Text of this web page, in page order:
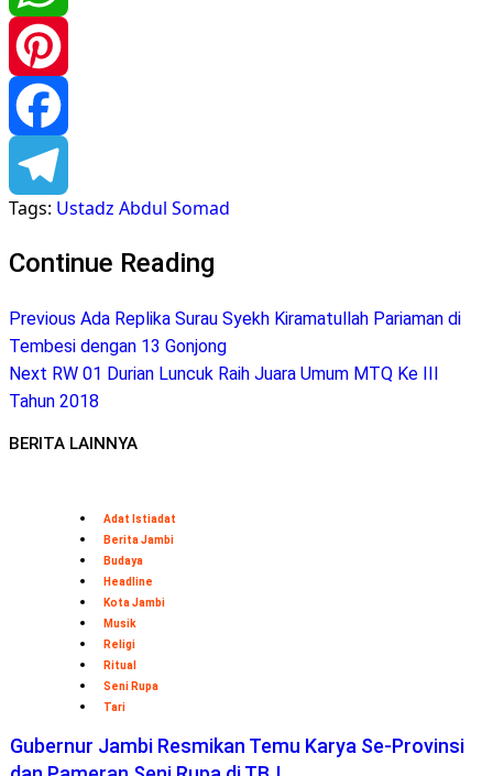
WhatsApp
Pinterest
Facebook
Telegram
Tags: Ustadz Abdul Somad
Continue Reading
Previous Ada Replika Surau Syekh Kiramatullah Pariaman di
Tembesi dengan 13 Gonjong
Next RW 01 Durian Luncuk Raih Juara Umum MTQ Ke III
Tahun 2018
BERITA LAINNYA
Adat Istiadat
Berita Jambi
Budaya
Headline
Kota Jambi
Musik
Religi
Ritual
Seni Rupa
Tari
Gubernur Jambi Resmikan Temu Karya Se-Provinsi